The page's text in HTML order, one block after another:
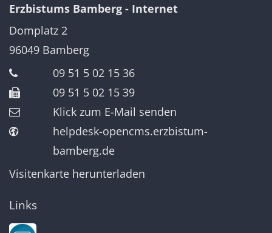
Erzbistums Bamberg - Internet
Domplatz 2
96049 Bamberg
09 51 5 02 15 36
09 51 5 02 15 39
Klick zum E-Mail senden
helpdesk-opencms.erzbistum-
bamberg.de
Visitenkarte herunterladen
Links